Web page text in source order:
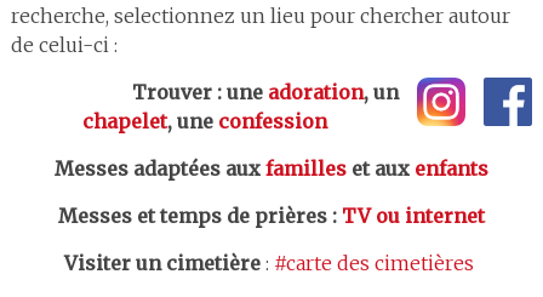
recherche, selectionnez un lieu pour chercher autour
de celui-ci :
Trouver : une adoration, un
chapelet, une confession
Messes adaptées aux familleset aux enfants
Messes et temps de prières: TV ou internet
Visiter un cimetière: #carte des cimetières